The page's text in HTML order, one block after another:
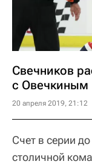
Свечников
с Овечкиным
20 апреля 2019, 21:12
Счет в серии
столичной